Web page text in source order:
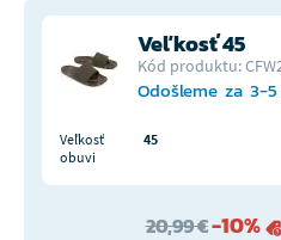
Veľkosť 45
Kód produktu:
Odošleme za 3-
Veľkosť
obuvi
45
20,99 €-10%